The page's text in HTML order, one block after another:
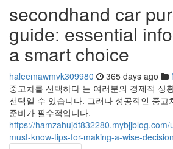
secondhand car
guide: essential
a smart choice
haleemawmvk309980 365 days ago
중고차를 선택하다 는 여러분의 경제적 상
선택일 수 있습니다. 그러나 성공적인 중
준비가 필수적입니다.
https://
must-know-tips-for-making-a-wise-